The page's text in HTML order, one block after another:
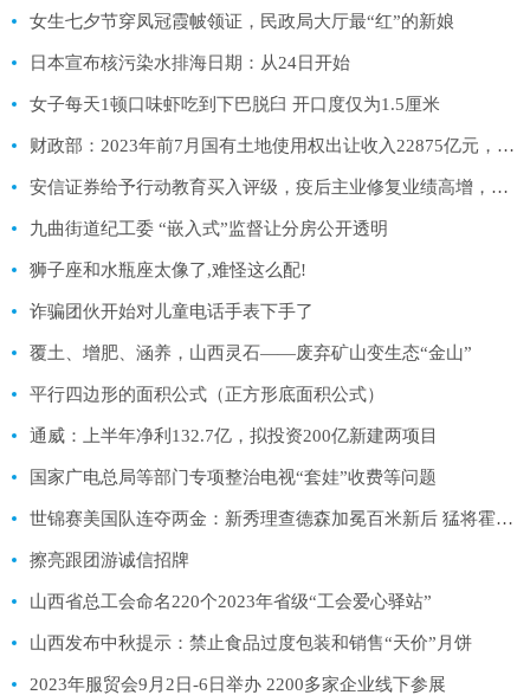
女生七夕节穿凤冠霞帔领证，民政局大厅最“红”的新娘
日本宣布核污染水排海日期：从24日开始
女子每天1顿口味虾吃到下巴脱臼 开口度仅为1.5厘米
财政部：2023年前7月国有土地使用权出让收入22875亿元，同比下降19.1%
安信证券给予行动教育买入评级，疫后主业修复业绩高增，实效管理龙头加速成长
九曲街道纪工委 “嵌入式”监督让分房公开透明
狮子座和水瓶座太像了,难怪这么配!
诈骗团伙开始对儿童电话手表下手了
覆土、增肥、涵养，山西灵石——废弃矿山变生态“金山”
平行四边形的面积公式（正方形底面积公式）
通威：上半年净利132.7亿，拟投资200亿新建两项目
国家广电总局等部门专项整治电视“套娃”收费等问题
世锦赛美国队连夺两金：新秀理查德森加冕百米新后 猛将霍洛威豪取110米栏三连冠
擦亮跟团游诚信招牌
山西省总工会命名220个2023年省级“工会爱心驿站”
山西发布中秋提示：禁止食品过度包装和销售“天价”月饼
2023年服贸会9月2日-6日举办 2200多家企业线下参展